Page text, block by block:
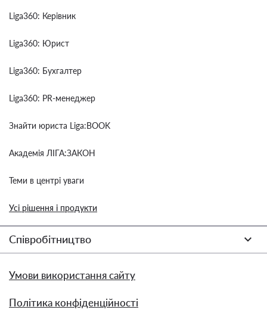
Liga360: Керівник
Liga360: Юрист
Liga360: Бухгалтер
Liga360: PR-менеджер
Знайти юриста Liga:BOOK
Академія ЛІГА:ЗАКОН
Теми в центрі уваги
Усі рішення і продукти
Співробітництво
Умови використання сайту
Політика конфіденційності